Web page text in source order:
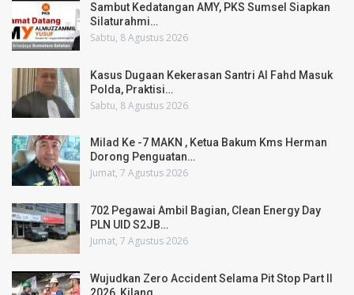
Sambut Kedatangan AMY, PKS Sumsel Siapkan
Silaturahmi…
Sabtu, 8 Agustus 2026
Kasus Dugaan Kekerasan Santri Al Fahd Masuk
Polda, Praktisi…
Sabtu, 8 Agustus 2026
Milad Ke -7 MAKN , Ketua Bakum Kms Herman
Dorong Penguatan…
Jumat, 7 Agustus 2026
702 Pegawai Ambil Bagian, Clean Energy Day
PLN UID S2JB…
Jumat, 7 Agustus 2026
Wujudkan Zero Accident Selama Pit Stop Part II
2026, Kilang…